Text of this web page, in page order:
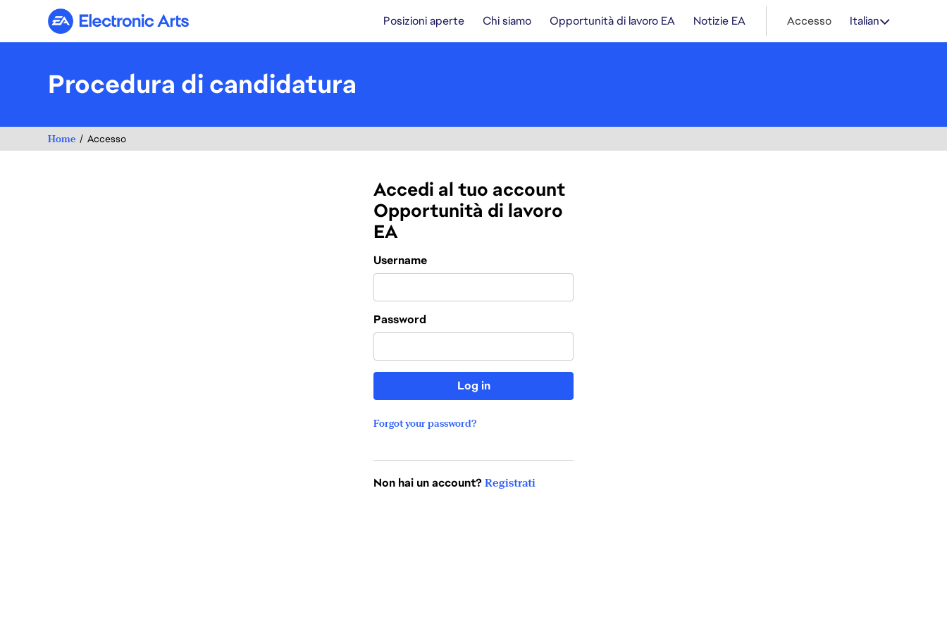
Electronic Arts Posizioni aperte Chi siamo Opportunità di lavoro EA Notizie EA Accesso Italian
Procedura di candidatura
Home Accesso
Accedi al tuo account
Opportunità di lavoro
EA
Login
Username
Password
Log in
Forgot your password?
Non hai un account? Registrati